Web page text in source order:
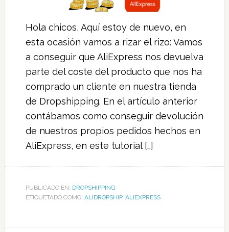
Hola chicos, Aquí estoy de nuevo, en
esta ocasión vamos a rizar el rizo: Vamos
a conseguir que AliExpress nos devuelva
parte del coste del producto que nos ha
comprado un cliente en nuestra tienda
de Dropshipping. En el artículo anterior
contábamos como conseguir devolución
de nuestros propios pedidos hechos en
AliExpress, en este tutorial […]
PUBLICADO EN: DROPSHIPPING
ETIQUETADO COMO: ALIDROPSHIP, ALIEXPRESS